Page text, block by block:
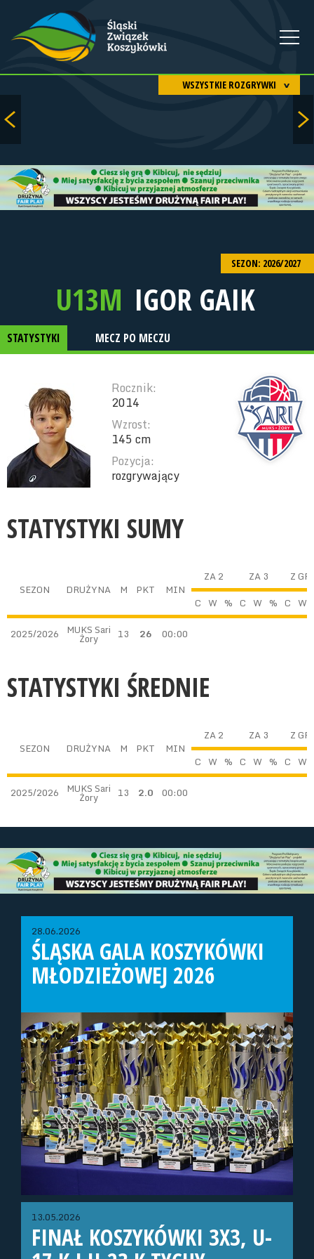
WSZYSTKIE ROZGRYWKI
SEZON: 2026/2027
U13M IGOR GAIK
STATYSTYKI MECZ PO MECZU
Rocznik:
2014
Wzrost:
145 cm
Pozycja:
rozgrywający
STATYSTYKI SUMY
SEZON DRUŻYNA M PKT MIN
ZA 2 ZA 3
Z
C W % C W % C W
2025/2026 MUKS Sari
Żory 13 26 00:00
STATYSTYKI ŚREDNIE
SEZON DRUŻYNA M PKT MIN
ZA 2 ZA 3
Z
C W % C W % C W
2025/2026 MUKS Sari
Żory 13 2.0 00:00
28.06.2026
ŚLĄSKA GALA KOSZYKÓWKI
MŁODZIEŻOWEJ 2026
13.05.2026
FINAŁ KOSZYKÓWKI 3X3, U-